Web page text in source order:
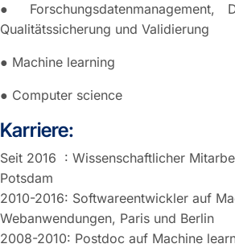
● Forschungsdatenmanagement,
Qualitätssicherung und Validierung
● Machine learning
● Computer science
Karriere:
Seit 2016 : Wissenschaftlicher
Potsdam
2010-2016: Softwareentwickler auf
Webanwendungen, Paris und Berlin
2008-2010: Postdoc auf Machine